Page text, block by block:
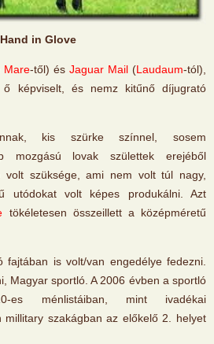
Hand in Glove
Mare-től) és Jaguar Mail (Laudaum-tól),
képviselt, és nemz kitűnő díjugrató
kis szürke színnel, sosem
mozgású lovak születtek erejéből
volt szüksége, ami nem volt túl nagy,
utódokat volt képes produkálni. Azt
tökéletesen összeillett a középméretű
is volt/van engedélye fedezni.
Magyar sportló. A 2006 évben a sportló
es ménlistáiban, mint ivadékai
millitary szakágban az előkelő 2. helyet